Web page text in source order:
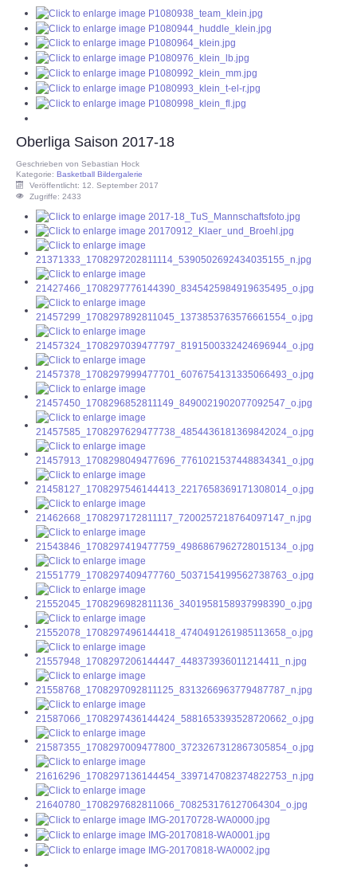
Oberliga Saison 2017-18
Geschrieben von Sebastian Hock
Kategorie: Basketball Bildergalerie
Veröffentlicht: 12. September 2017
Zugriffe: 2433